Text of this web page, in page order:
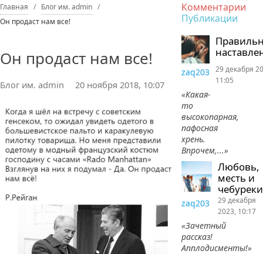
Главная
Блог им. admin
Он продаст нам все!
Он продаст нам все!
Блог им. admin 20 ноября 2018, 10:07
Комментарии
Публикации
zaq203
«Какая-
то
высокопарная,
пафосная
хрень.
Впрочем,...»
29 декабря
11:05
Любовь,
месть и
чебуреки
zaq203
«Зачетный
рассказ!
Апплодисменты!»
29 декабря
2023, 10:17